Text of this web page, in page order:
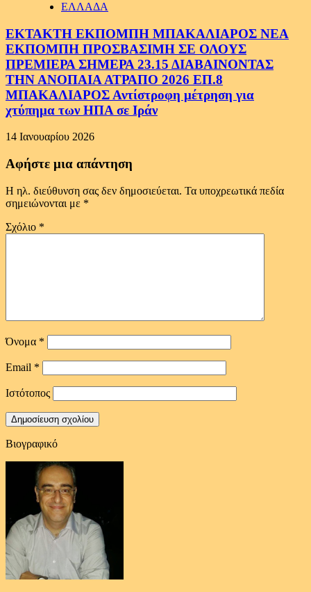
ΕΛΛΑΔΑ
ΕΚΤΑΚΤΗ ΕΚΠΟΜΠΗ ΜΠΑΚΑΛΙΑΡΟΣ ΝΕΑ
ΕΚΠΟΜΠΗ ΠΡΟΣΒΑΣΙΜΗ ΣΕ ΟΛΟΥΣ
ΠΡΕΜΙΕΡΑ ΣΗΜΕΡΑ 23.15 ΔΙΑΒΑΙΝΟΝΤΑΣ
ΤΗΝ ΑΝΟΠΑΙΑ ΑΤΡΑΠΟ 2026 ΕΠ.8
ΜΠΑΚΑΛΙΑΡΟΣ Αντίστροφη μέτρηση για
χτύπημα των ΗΠΑ σε Ιράν
14 Ιανουαρίου 2026
Αφήστε μια απάντηση
Η ηλ. διεύθυνση σας δεν δημοσιεύεται. Τα υποχρεωτικά πεδία
σημειώνονται με *
Σχόλιο *
Όνομα *
Email *
Ιστότοπος
Βιογραφικό